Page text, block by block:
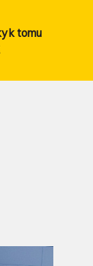
k tomu